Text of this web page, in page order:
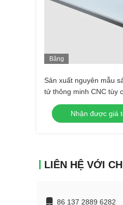
Băng
Sản xuất nguyên mẫu
tử thông minh CNC tùy
Nhận được giá
86 137 2889 6282